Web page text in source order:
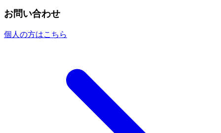
お問い合わせ
個人の方はこちら